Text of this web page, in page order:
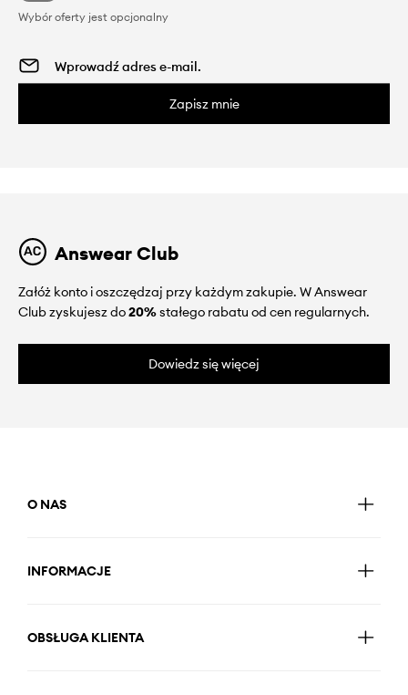
Wybór oferty jest opcjonalny
Zapisz mnie
Answear Club
Załóż konto i oszczędzaj przy każdym zakupie. W Answear
Club zyskujesz do20%stałego rabatu od cen regularnych.
Dowiedz się więcej
O NAS
INFORMACJE
OBSŁUGA KLIENTA